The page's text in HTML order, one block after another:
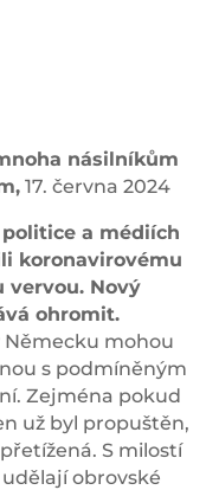
násilníkům
17. června 2024
a médiích
koronavirovému
vervou. Nový
ohromit.
Německu mohou
s podmíněným
Zejména pokud
už byl propuštěn,
S milostí
obrovské